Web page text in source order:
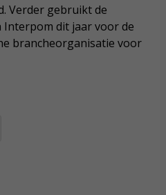
Verder gebruikt de
Interpom dit jaar voor de
brancheorganisatie voor